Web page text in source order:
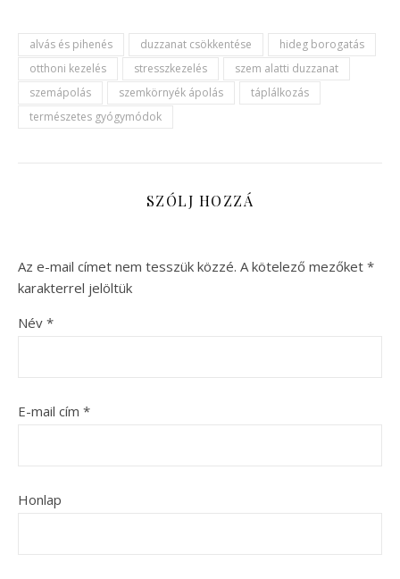
alvás és pihenés duzzanat csökkentése
hideg borogatás
otthoni kezelés
stresszkezelés
szem alatti duzzanat
szemápolás
szemkörnyék ápolás
táplálkozás
természetes gyógymódok
SZÓLJ HOZZÁ
Az e-mail címet nem tesszük közzé. A kötelező mezőket *
karakterrel jelöltük
Név *
E-mail cím *
Honlap